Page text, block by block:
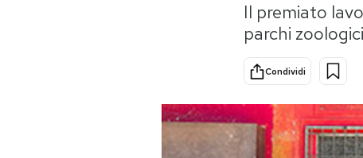
Consumismi
Storie/Idee
Ok Boomer!
Media
Europa
Altrecose
Il premiato
parchi
Condividi